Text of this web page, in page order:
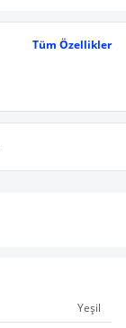
Tüm Özellikler
Yeşil